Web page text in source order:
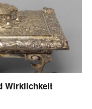
Wirklichkeit